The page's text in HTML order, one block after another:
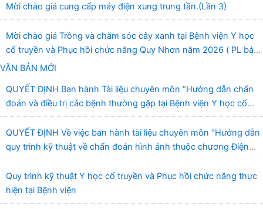
Mời chào giá cung cấp máy điện xung trung tần.(Lần 3)
Mời chào giá Trồng và chăm sóc cây xanh tại Bệnh viện Y học
cổ truyền và Phục hồi chức năng Quy Nhơn năm 2026 ( PL bản
Danh mục hàng hóa, mẫu báo giá kèm theo)
VĂN BẢN MỚI
QUYẾT ĐỊNH Ban hành Tài liệu chuyên môn “Hướng dẫn chẩn
đoán và điều trị các bệnh thường gặp tại Bệnh viện Y học cổ
truyền và Phục hồi chức năng Quy Nhơn”
QUYẾT ĐỊNH Về việc ban hành tài liệu chuyên môn “Hướng dẫn
quy trình kỹ thuật về chẩn đoán hình ảnh thuộc chương Điện
quang”
Quy trình kỹ thuật Y học cổ truyền và Phục hồi chức năng thực
hiện tại Bệnh viện